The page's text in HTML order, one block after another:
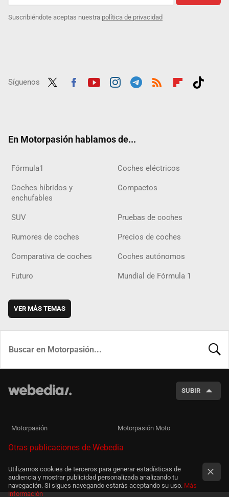
Suscribiéndote aceptas nuestra política de privacidad
Síguenos
En Motorpasión hablamos de...
Fórmula1 Coches eléctricos
Coches híbridos y
enchufables
Compactos
SUV Pruebas de coches
Rumores de coches Precios de coches
Comparativa de coches Coches autónomos
Futuro Mundial de Fórmula 1
VER MÁS TEMAS
SUBIR
Motorpasión Motorpasión Moto
Otras publicaciones de Webedia
Utilizamos cookies de terceros para generar estadísticas de
audiencia y mostrar publicidad personalizada analizando tu
navegación. Si sigues navegando estarás aceptando su uso. Más
información